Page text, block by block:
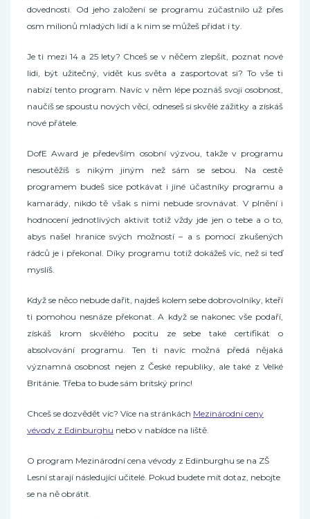
dovednosti. Od jeho založení se programu zúčastnilo už přes
osm milionů mladých lidí a k nim se můžeš přidat i ty.
Je ti mezi 14 a 25 lety? Chceš se v něčem zlepšit, poznat nové
lidi, být užitečný, vidět kus světa a zasportovat si? To vše ti
nabízí tento program. Navíc v něm lépe poznáš svoji osobnost,
naučíš se spoustu nových věcí, odneseš si skvělé zážitky a získáš
nové přátele.
DofE Award je především osobní výzvou, takže v programu
nesoutěžíš s nikým jiným než sám se sebou. Na cestě
programem budeš sice potkávat i jiné účastníky programu a
kamarády, nikdo tě však s nimi nebude srovnávat. V plnění i
hodnocení jednotlivých aktivit totiž vždy jde jen o tebe a o to,
abys našel hranice svých možností – a s pomocí zkušených
rádců je i překonal. Díky programu totiž dokážeš víc, než si teď
myslíš.
Když se něco nebude dařit, najdeš kolem sebe dobrovolníky, kteří
ti pomohou nesnáze překonat. A když se nakonec vše podaří,
získáš krom skvělého pocitu ze sebe také certifikát o
absolvování programu. Ten ti navíc možná předá nějaká
významná osobnost nejen z České republiky, ale také z Velké
Británie. Třeba to bude sám britský princ!
Chceš se dozvědět víc? Více na stránkách Mezinárodní ceny
vévody z Edinburghu nebo v nabídce na liště.
O program Mezinárodní cena vévody z Edinburghu se na ZŠ
Lesní starají následující učitelé. Pokud budete mít dotaz, nebojte
se na ně obrátit.